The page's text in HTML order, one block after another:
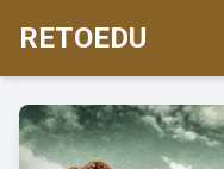
RETOEDU